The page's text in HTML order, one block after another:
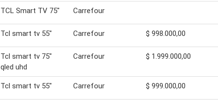
TCL Smart TV 75" Carrefour
Tcl smart tv 55" Carrefour $ 998.000,00
Tcl smart tv 75"
qled uhd
Carrefour $ 1.999.000,00
Tcl smart tv 55" Carrefour $ 999.000,00